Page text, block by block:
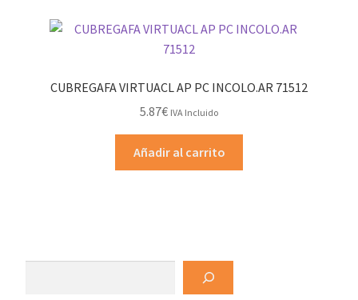
CUBREGAFA VIRTUACL AP PC INCOLO.AR 71512
5.87€ IVA Incluido
Añadir al carrito